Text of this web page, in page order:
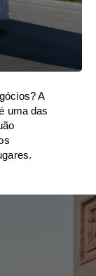
A
uma das